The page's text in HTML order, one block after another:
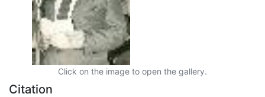
Click on the image to open the gallery.
Citation